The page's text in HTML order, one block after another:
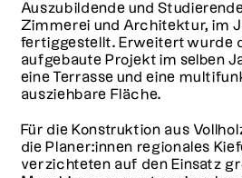
Auszubildende und
Zimmerei und Architektur, im
fertiggestellt. Erweitert wurde
aufgebaute Projekt im selben
eine Terrasse und eine
ausziehbare Fläche.
Für die Konstruktion aus
die Planer:innen regionales
verzichteten auf den Einsatz